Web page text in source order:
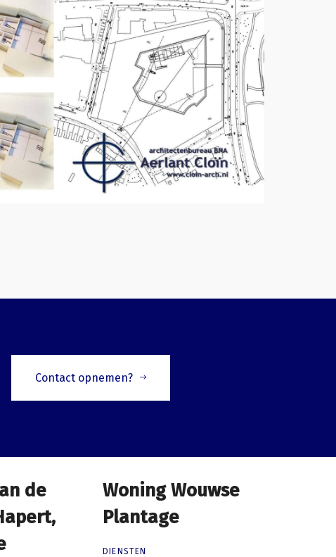
Contact opnemen?
de
de
Woning Wouwse
Plantage
Woning Wouwse
Plantage
DIENSTEN